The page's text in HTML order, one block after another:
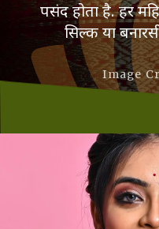
पसंद होता है. हर
सिल्क या
Image